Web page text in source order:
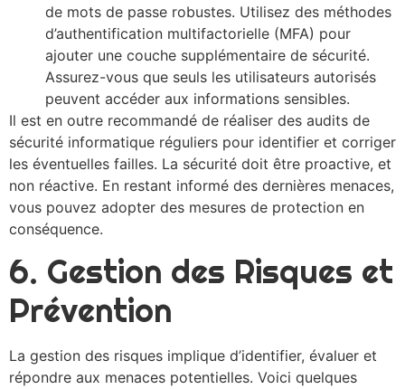
de mots de passe robustes. Utilisez des méthodes
d’authentification multifactorielle (MFA) pour
ajouter une couche supplémentaire de sécurité.
Assurez-vous que seuls les utilisateurs autorisés
peuvent accéder aux informations sensibles.
Il est en outre recommandé de réaliser des audits de
sécurité informatique réguliers pour identifier et corriger
les éventuelles failles. La sécurité doit être proactive, et
non réactive. En restant informé des dernières menaces,
vous pouvez adopter des mesures de protection en
conséquence.
6. Gestion des Risques et
Prévention
La gestion des risques implique d’identifier, évaluer et
répondre aux menaces potentielles. Voici quelques